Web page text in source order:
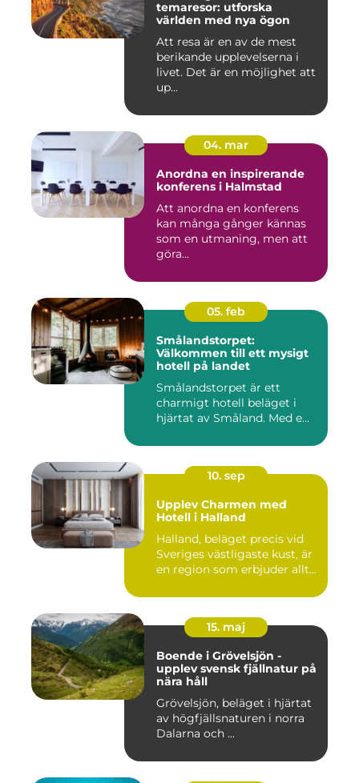
temaresor: utforska
världen med nya ögon
Att resa är en av de mest
berikande upplevelserna i
livet. Det är en möjlighet att
up...
04. mar
Anordna en inspirerande
konferens i Halmstad
Att anordna en konferens
kan många gånger kännas
som en utmaning, men att
göra...
05. feb
Smålandstorpet:
Välkommen till ett mysigt
hotell på landet
Smålandstorpet är ett
charmigt hotell beläget i
hjärtat av Småland. Med e...
10. sep
Upplev Charmen med
Hotell i Halland
Halland, beläget precis vid
Sveriges västligaste kust, är
en region som erbjuder allt...
15. maj
Boende i Grövelsjön -
upplev svensk fjällnatur på
nära håll
Grövelsjön, beläget i hjärtat
av högfjällsnaturen i norra
Dalarna och ...